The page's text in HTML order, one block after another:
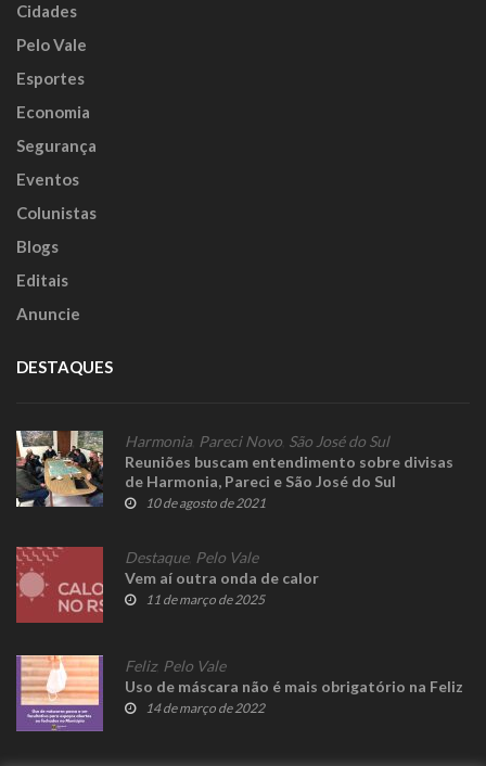
Cidades
Pelo Vale
Esportes
Economia
Segurança
Eventos
Colunistas
Blogs
Editais
Anuncie
DESTAQUES
Harmonia, Pareci Novo São José do Sul
Reuniões buscam entendimento sobre divisas
de Harmonia, Pareci e São José do Sul
10 de agosto de 2021
Destaque, Pelo Vale
Vem aí outra onda de calor
11 de março de 2025
Feliz, Pelo Vale
Uso de máscara não é mais obrigatório na Feliz
14 de março de 2022